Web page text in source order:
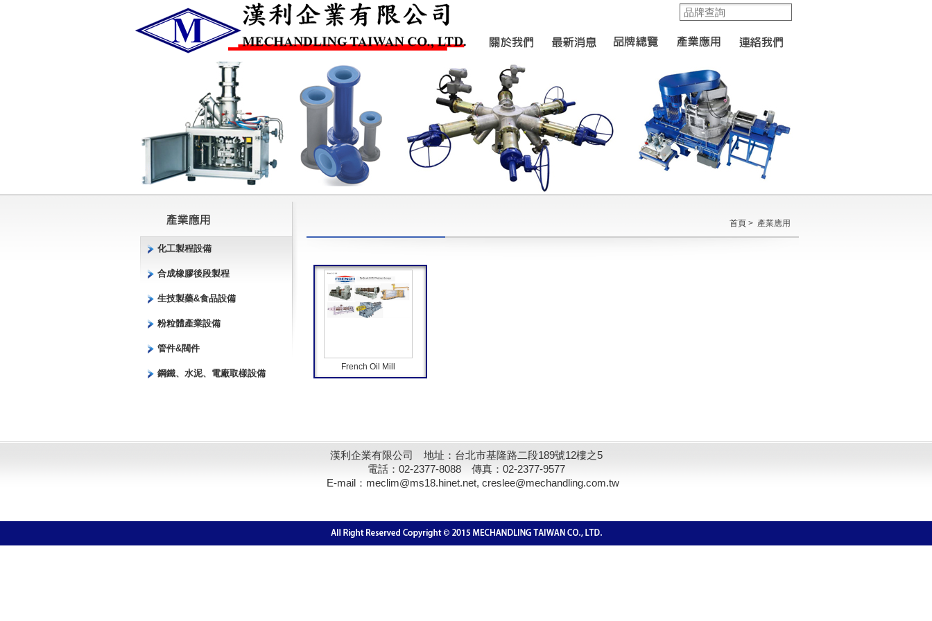
化工製程設備
合成橡膠後段製程
生技製藥&食品設備
粉粒體產業設備
管件&閥件
鋼鐵、水泥、電廠取樣設備
首頁 > 產業應用
French Oil Mill
漢利企業有限公司 地址：台北市基隆路二段189號12樓之5
電話：02-2377-8088 傳真：02-2377-9577
E-mail：meclim@ms18.hinet.net, creslee@mechandling.com.tw